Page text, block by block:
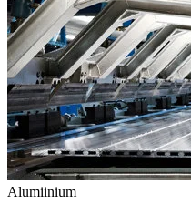
Alumiinium